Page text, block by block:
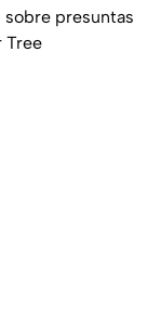
presuntas
Tree